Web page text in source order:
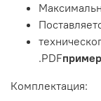
.PDFпример
Комплектация: